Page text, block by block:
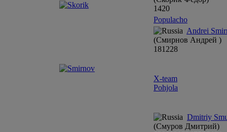
1420
Populacho
Andrei
(Смирнов Андрей )
181228
X-team
Pohjola
Dmitriy
(Смуров Дмитрий)